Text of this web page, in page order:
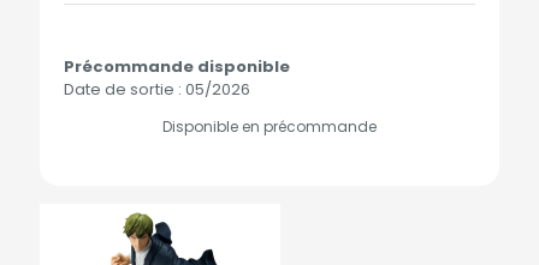
Précommande disponible
Date de sortie : 05/2026
Disponible en précommande